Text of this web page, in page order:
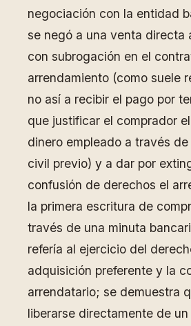
negociación con la entidad
se negó a una venta directa
con subrogación en el
arrendamiento (como suele
no así a recibir el pago por
que justificar el comprador
dinero empleado a través
civil previo) y a dar por
confusión de derechos el
la primera escritura de
través de una minuta
refería al ejercicio del
adquisición preferente y la
arrendatario; se demuestra
liberarse directamente de